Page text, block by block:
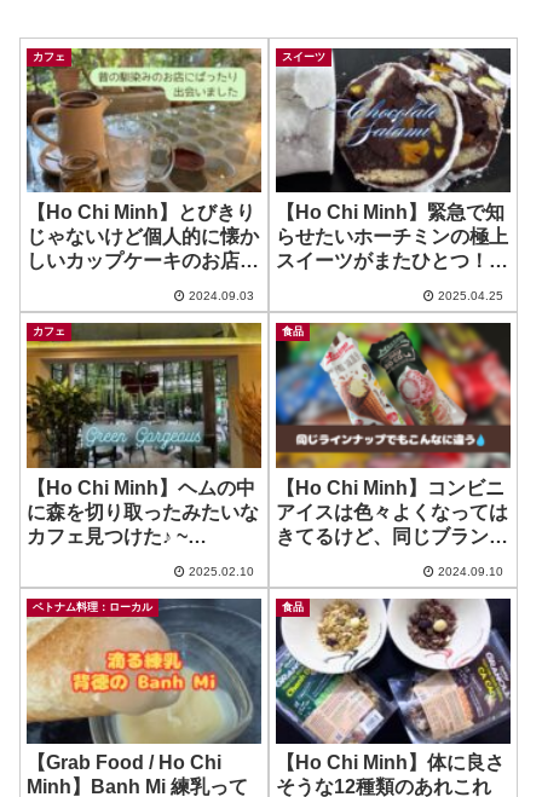
カフェ
【Ho Chi Minh】とびきり
じゃないけど個人的に懐か
しいカップケーキのお店に
Cupcake
2024.09.03
スイーツ
【Ho Chi Minh】緊急で知
らせたいホーチミンの極上
スイーツがまたひとつ！！
2025.04.25
カフェ
【Ho Chi Minh】ヘムの中
に森を切り取ったみたいな
カフェ見つけた♪ ~
Hon
2025.02.10
食品
【Ho Chi Minh】コンビニ
アイスは色々よくなっては
きてるけど、同じブランド
Super Teen
2024.09.10
ベトナム料理：ローカル
【Grab Food / Ho Chi
Minh】Banh Mi 練乳って
食品
【Ho Chi Minh】体に良さ
そうな12種類のあれこれ